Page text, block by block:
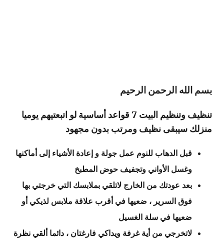
بسم الله الرحمن الرحيم
تنظيف وتنظيم البيت 7 قواعد أساسية لو اتبعتيهم يوميا
منزلك سيبقى نظيف ومرتب بدون مجهود
قبل الدهاب للنوم عمل جولة و إعادة الأشياء إلى أماكنها
وغسل الأواني وتجفيف حوض المطبخ
بعد عودتك من الخارج لاتلقي بملابسك التي خرجتي بها
فوق السرير ، ضعيها في أقرب علاقة ملابس لذيكي أو
ضعيها في سلة الغسيل
لاتخرجي من أية غرفة ويداكي فارغتان ، دائما ألقي نظرة